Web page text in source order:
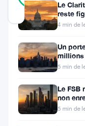
RÉEL
Mis à jour 3
Securities
and
Exchange
Commission
(SEC)
Le
reste
4 min de
Un
millions
5 min de
Le FSB
non
fraude
5 min de